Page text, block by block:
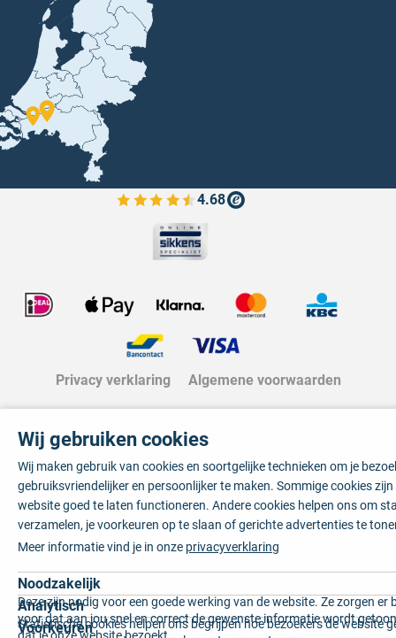
4.68
Bekijk de verfplaza beoordelingen
Privacy verklaring Algemene voorwaarden
Wij gebruiken cookies
Wij maken gebruik van cookies en soortgelijke technieken om je
gebruiksvriendelijker en persoonlijker te maken. Sommige cookies
website goed te laten functioneren. Andere cookies helpen ons om
verzamelen, je voorkeuren op te slaan of gerichte advertenties te
Meer informatie vind je in onze privacyverklaring
Noodzakelijk
Deze zijn nodig voor een goede werking van de website. Ze zorgen er
voor dat aan jou snel en correct de gewenste informatie wordt
dat je onze website bezoekt.
Analytisch
Statistische cookies helpen ons begrijpen hoe bezoekers de website
Voorkeuren